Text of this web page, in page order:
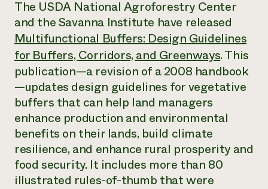
Informes anuales y financieros
Historias de impacto
Informe de
impacto 2024
LEER EL INFORME
Latinos en la agricultura
Sistemas alimentarios locales
Agricultura urbana
Las mujeres en la agricultura
Evento anual de reciclaje de productos electrónicos
Programa de descuentos de NorthWestern Energy
Servicios energéticos comerciales
Servicios energéticos residenciales
LIHEAP
Blog
Podcasts
Publicaciones
Cursos cortos
Vídeos
Oportunidades de financiación
Noticias
Asociaciones empresariales
Donar
Donaciones planificadas
Boletín
Consultas de los medios de comunicación
Todos
contribuyen a la
resiliencia de la
The USDA National Agroforestry Center
and the Savanna Institute have released
Multifunctional Buffers: Design Guidelines
for Buffers, Corridors, and Greenways. This
publication—a revision of a 2008 handbook
—updates design guidelines for vegetative
buffers that can help land managers
enhance production and environmental
benefits on their lands, build climate
resilience, and enhance rural prosperity and
food security. It includes more than 80
illustrated rules-of-thumb that were